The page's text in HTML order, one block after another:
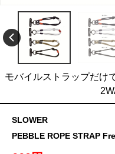
モバイルストラップだけ
SLOWER
PEBBLE ROPE STRAP